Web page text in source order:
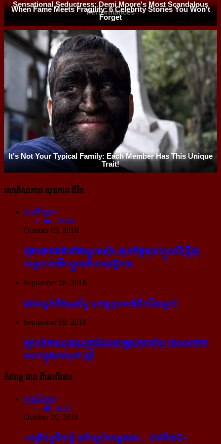
សោភ័ណភាព សុខភាព ជីវិត
អានពិស្ដារ
26008
October 03, 2018
គ្រោះធម្មជាតិនៅឥណ្ឌូនេស៊ី៖ សុខចិត្ត​ស្លាប់​ខ្លួន​ដើម្បី​ឲ្យ​
យន្ដហោះ​ងើប​ខ្លួន​ដោយ​សុវត្ថិភាព
September 28, 2018
រវល់​ឈ្លក់​នឹង​ទូរស័ព្ទ ទុក​ឲ្យ​កូន​លង់​ទឹក​ជិត​ស្លាប់
September 09, 2018
ស្ថាបនិក​ពេទ្យ​គន្ធបុប្ផា​ដែល​សង្គ្រោះ​កុមារ​ខ្មែរ​ បាន​លាចាក​
លោក​ក្នុង​អាយុ​៧១ឆ្នាំ
កំសាន្ដ តារា ពីនេះពីនោះ
អានពិស្ដារ
9543
October 20, 2018
«រាត្រីចន្ទទឹកឃ្មុំ នៅបន្ទប់សណ្ឋាគារ... ជាន់ទី៣៥»